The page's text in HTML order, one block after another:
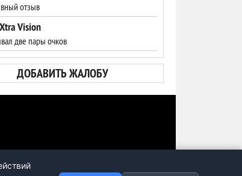
отзыв
Vision
две пары очков
ДОБАВИТЬ ЖАЛОБУ